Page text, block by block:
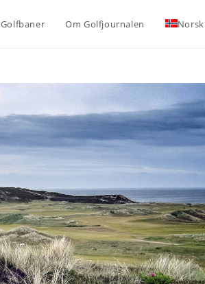
Golfbaner Om Golfjournalen